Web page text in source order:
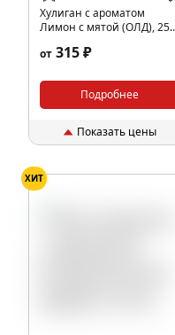
Хулиган с ароматом
Лимон с мятой (ОЛД), 25
от 315 ₽
Подробнее
Показать цены
ХИТ